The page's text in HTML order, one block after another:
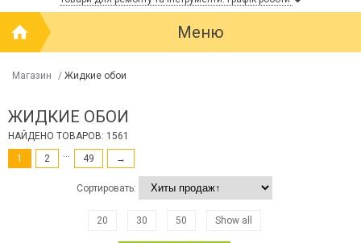
Меню
Магазин / Жидкие обои
ЖИДКИЕ ОБОИ
НАЙДЕНО ТОВАРОВ: 1561
1
2 ... 49 →
Сортировать:
20 30 50 Show all